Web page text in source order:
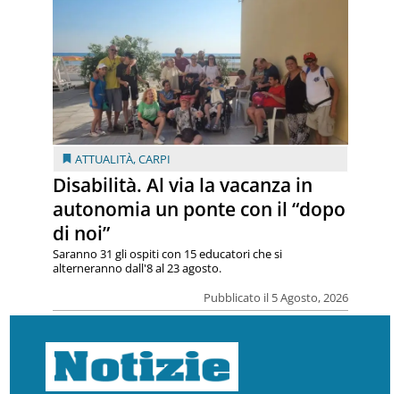
ATTUALITÀ,CARPI
Disabilità. Al via la vacanza in
autonomia un ponte con il “dopo
di noi”
Pubblicato il 5 Agosto, 2026
Saranno 31 gli ospiti con 15 educatori che si
alterneranno dall'8 al 23 agosto.